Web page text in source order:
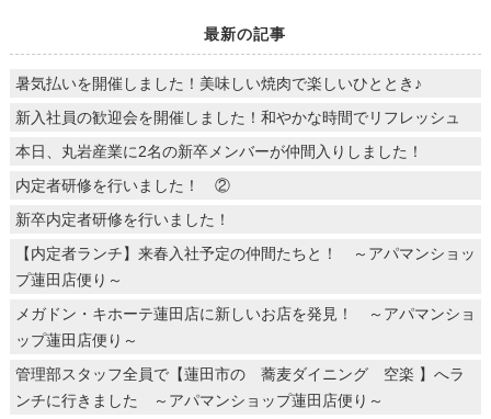
最新の記事
暑気払いを開催しました！美味しい焼肉で楽しいひととき♪
新入社員の歓迎会を開催しました！和やかな時間でリフレッシュ
本日、丸岩産業に2名の新卒メンバーが仲間入りしました！
内定者研修を行いました！ ②
新卒内定者研修を行いました！
【内定者ランチ】来春入社予定の仲間たちと！ ～アパマンショッ
プ蓮田店便り～
メガドン・キホーテ蓮田店に新しいお店を発見！ ～アパマンショ
ップ蓮田店便り～
管理部スタッフ全員で【蓮田市の 蕎麦ダイニング 空楽 】へラ
ンチに行きました ～アパマンショップ蓮田店便り～